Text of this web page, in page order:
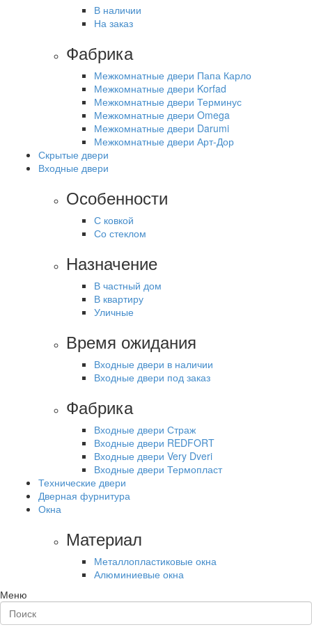
В наличии
На заказ
Фабрика
Межкомнатные двери Папа Карло
Межкомнатные двери Korfad
Межкомнатные двери Терминус
Межкомнатные двери Omega
Межкомнатные двери Darumi
Межкомнатные двери Арт-Дор
Скрытые двери
Входные двери
Особенности
С ковкой
Со стеклом
Назначение
В частный дом
В квартиру
Уличные
Время ожидания
Входные двери в наличии
Входные двери под заказ
Фабрика
Входные двери Страж
Входные двери REDFORT
Входные двери Very Dveri
Входные двери Термопласт
Технические двери
Дверная фурнитура
Окна
Материал
Металлопластиковые окна
Алюминиевые окна
Меню